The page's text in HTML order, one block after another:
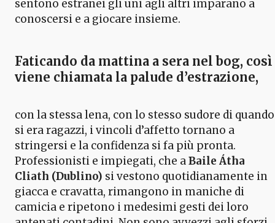
sentono estranei gli uni agli altri imparano a
conoscersi e a giocare insieme.
Faticando da mattina a sera nel bog, così
viene chiamata la palude d’estrazione,
con la stessa lena, con lo stesso sudore di quando
si era ragazzi, i vincoli d’affetto tornano a
stringersi e la confidenza si fa più pronta.
Professionisti e impiegati, che aBaile Átha
Cliath (Dublino) si vestono quotidianamente in
giacca e cravatta, rimangono in maniche di
camicia e ripetono i medesimi gesti dei loro